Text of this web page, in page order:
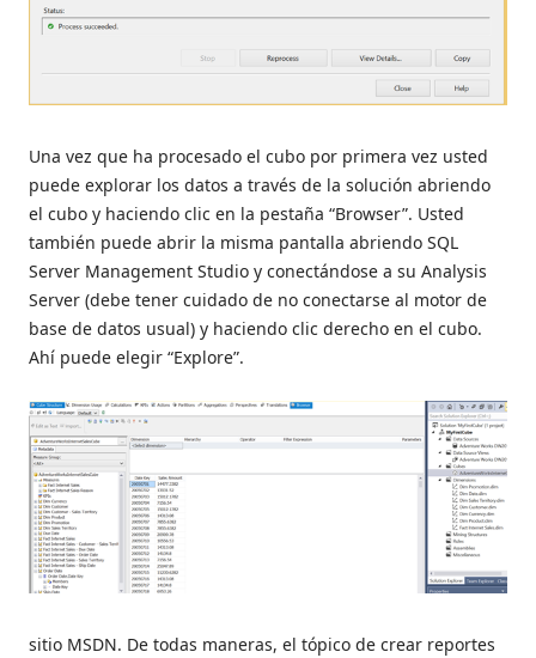
Una vez que ha procesado el cubo por primera vez usted
puede explorar los datos a través de la solución abriendo
el cubo y haciendo clic en la pestaña “Browser”. Usted
también puede abrir la misma pantalla abriendo SQL
Server Management Studio y conectándose a su Analysis
Server (debe tener cuidado de no conectarse al motor de
base de datos usual) y haciendo clic derecho en el cubo.
Ahí puede elegir “Explore”.
sitio MSDN. De todas maneras, el tópico de crear reportes